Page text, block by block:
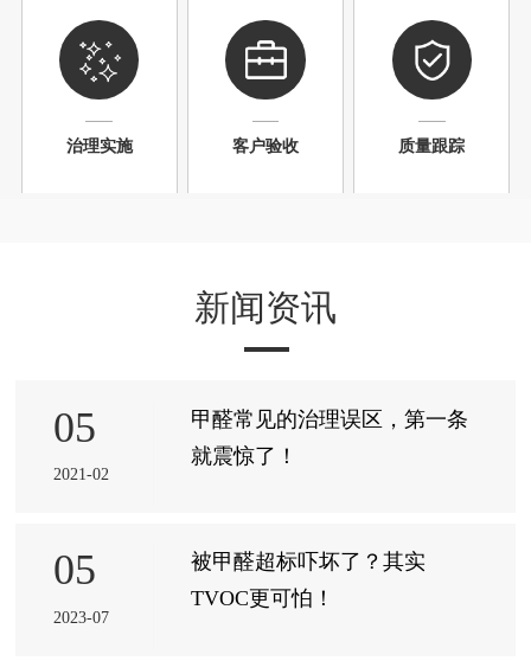
治理实施 客户验收 质量跟踪
新闻资讯
05
2021-02
甲醛常见的治理误区，第一条
就震惊了！
05
2023-07
被甲醛超标吓坏了？其实
TVOC更可怕！